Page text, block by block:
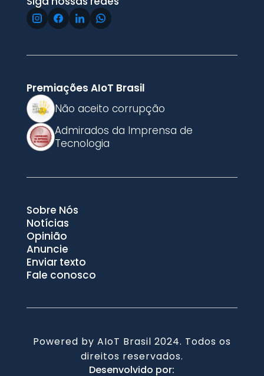
Premiações AIoT Brasil
Não aceito corrupção
Admirados da Imprensa de
Tecnologia
Sobre Nós
Notícias
Opinião
Anuncie
Enviar texto
Fale conosco
Powered by AIoT Brasil 2024. Todos os
direitos reservados.
Desenvolvido por: